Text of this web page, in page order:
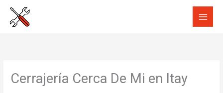
Cerrajería Cerca De Mi en Itay